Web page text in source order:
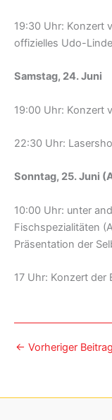
19:30 Uhr: Konzert
offizielles Udo-
Samstag, 24. Juni
19:00 Uhr: Konzert
22:30 Uhr:
Sonntag, 25. Juni
10:00 Uhr: unter
Fischspezialitäten
Präsentation der
17 Uhr: Konzert der
← Vorheriger Beitrag